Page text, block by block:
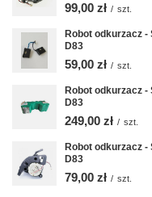
99,00 zł / szt.
Robot odkurzacz -
D83
59,00 zł / szt.
Robot odkurzacz -
D83
249,00 zł / szt.
Robot odkurzacz -
D83
79,00 zł / szt.